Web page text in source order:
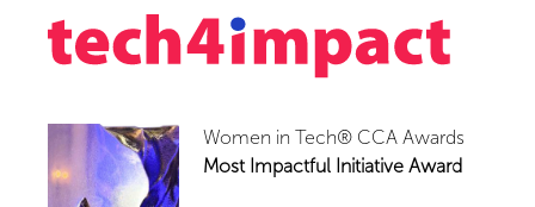
Women in Tech® CCA Awards
Most Impactful Initiative Award